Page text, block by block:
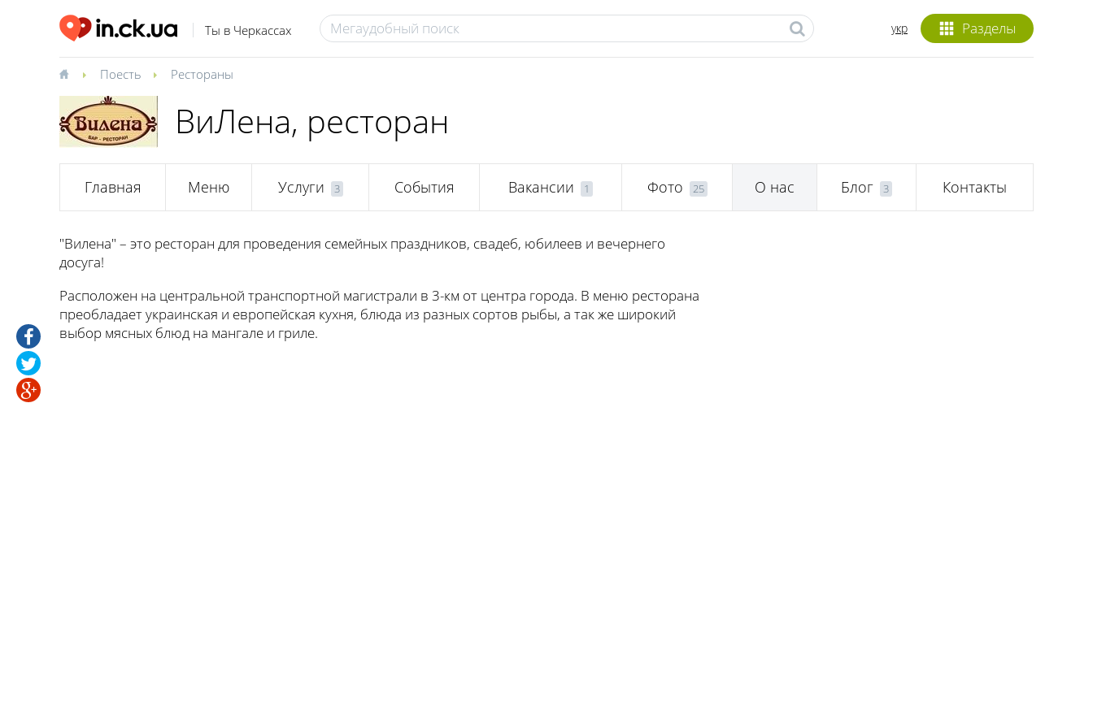
Ты в Черкассах Разделы
укр
Поесть Рестораны
ВиЛена, ресторан
Главная Меню Услуги 3 События Вакансии 1 Фото 25 О нас Блог 3 Контакты
"Вилена" – это ресторан для проведения семейных праздников, свадеб, юбилеев и вечернего
досуга!
Расположен на центральной транспортной магистрали в 3-км от центра города. В меню ресторана
преобладает украинская и европейская кухня, блюда из разных сортов рыбы, а так же широкий
выбор мясных блюд на мангале и гриле.